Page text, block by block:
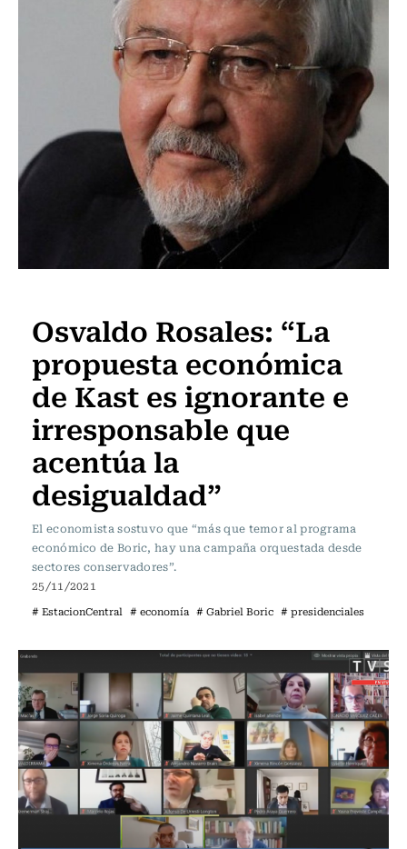
Osvaldo Rosales: “La
propuesta económica
de Kast es ignorante e
irresponsable que
acentúa la
desigualdad”
El economista sostuvo que “más que temor al programa
económico de Boric, hay una campaña orquestada desde
sectores conservadores”.
25/11/2021
# EstacionCentral # economía # Gabriel Boric # presidenciales